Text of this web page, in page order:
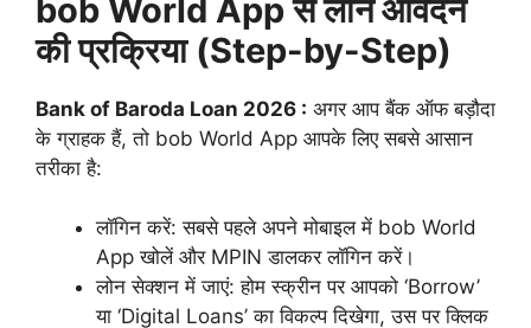
bob World App से लोन आवेदन
की प्रक्रिया (Step-by-Step)
Bank of Baroda Loan 2026 : अगर आप बैंक ऑफ बड़ौदा
के ग्राहक हैं, तो bob World App आपके लिए सबसे आसान
तरीका है:
लॉगिन करें: सबसे पहले अपने मोबाइल में bob World
App खोलें और MPIN डालकर लॉगिन करें।
लोन सेक्शन में जाएं: होम स्क्रीन पर आपको ‘Borrow’
या ‘Digital Loans’ का विकल्प दिखेगा, उस पर क्लिक